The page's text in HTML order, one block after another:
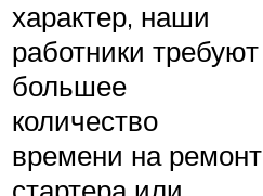
характер, наши
работники требуют
большее
количество
времени на ремонт